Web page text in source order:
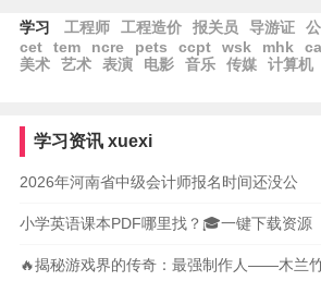
学习 工程师 工程造价 报关员 导游证
cet
tem ncre pets ccpt wsk mhk
美术
艺术 表演 电影 音乐 传媒 计算机
学习资讯 xuexi
2026年河南省中级会计师报名时间还没公
小学英语课本PDF哪里找？🎓一键下载资源
🔥揭秘游戏界的传奇：最强制作人——木兰